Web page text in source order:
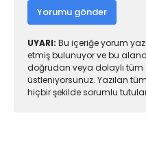
Yorumu gönder
UYARI: Bu içeriğe yorum
etmiş bulunuyor ve bu
doğrudan veya dolaylı tüm
üstleniyorsunuz. Yazılan
hiçbir şekilde sorumlu